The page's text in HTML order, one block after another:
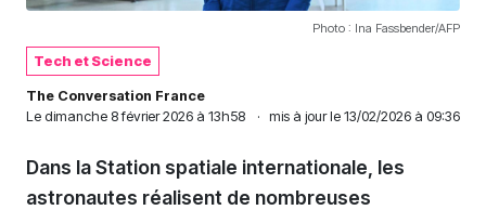
Photo : Ina Fassbender/AFP
Tech et Science
The Conversation France
Le dimanche 8 février 2026 à 13h58 · mis à jour le 13/02/2026 à 09:36
Dans la Station spatiale internationale, les
astronautes réalisent de nombreuses